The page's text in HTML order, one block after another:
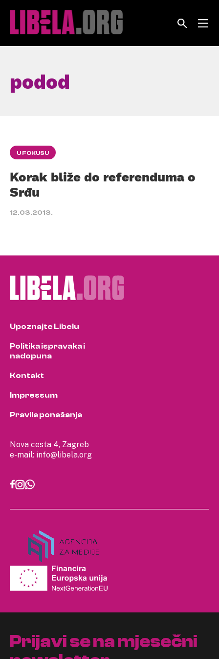
podod
U FOKUSU
Korak bliže do referenduma o
Srđu
12.03.2013.
Nova cesta 4, Zagreb
e-mail: info@libela.org
Upoznajte Libelu
Politika ispravaka i
nadopuna
Kontakt
Impressum
Pravila ponašanja
Prijavi se na mjesečni